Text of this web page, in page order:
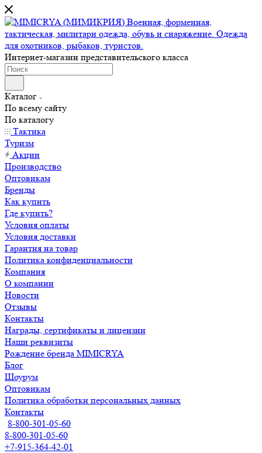
Интернет-магазин представительского класса
Каталог
По всему сайту
По каталогу
Тактика
Туризм
Акции
Производство
Оптовикам
Бренды
Как купить
Где купить?
Условия оплаты
Условия доставки
Гарантия на товар
Политика конфиденциальности
Компания
О компании
Новости
Отзывы
Контакты
Награды, сертификаты и лицензии
Наши реквизиты
Рождение бренда MIMICRYA
Блог
Шоурум
Оптовикам
Политика обработки персональных данных
Контакты
8-800-301-05-60
8-800-301-05-60
+7-915-364-42-01